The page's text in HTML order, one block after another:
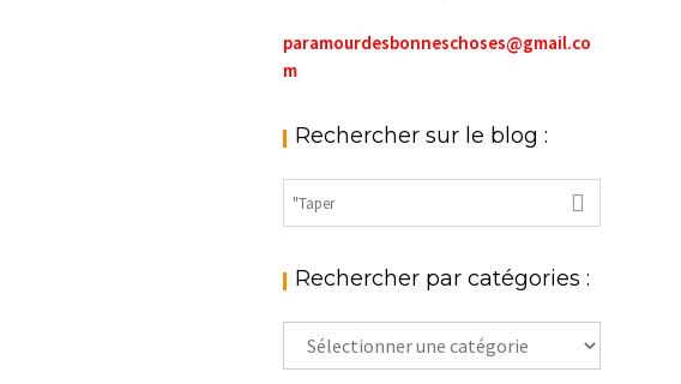
paramourdesbonneschoses@gmail.co
m
Rechercher sur le blog :
Rechercher par catégories :
Rechercher
par